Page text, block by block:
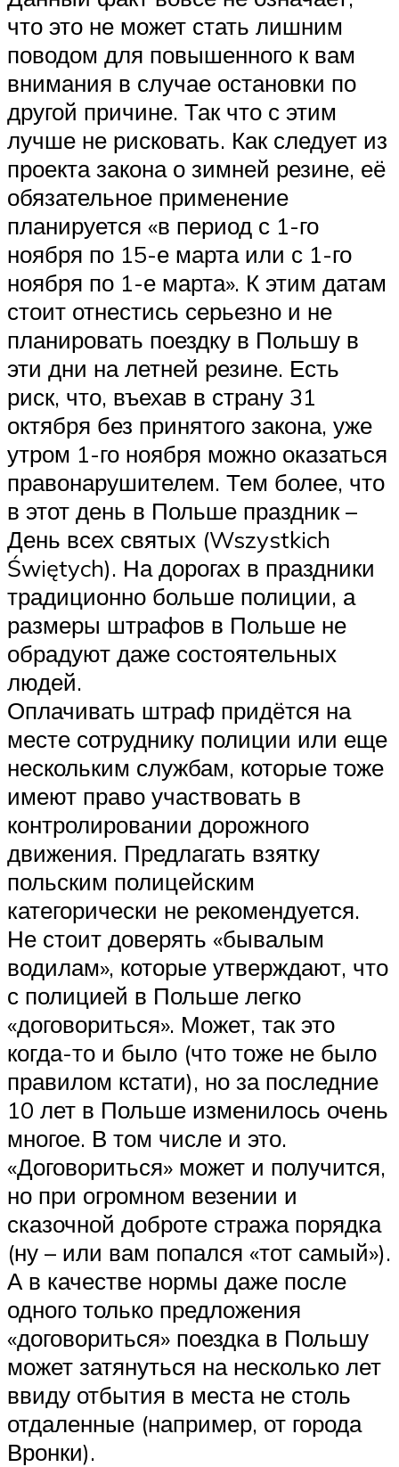
что это не может стать лишним
поводом для повышенного к вам
внимания в случае остановки по
другой причине. Так что с этим
лучше не рисковать. Как следует из
проекта закона о зимней резине, её
обязательное применение
планируется «в период с 1-го
ноября по 15-е марта или с 1-го
ноября по 1-е марта». К этим датам
стоит отнестись серьезно и не
планировать поездку в Польшу в
эти дни на летней резине. Есть
риск, что, въехав в страну 31
октября без принятого закона, уже
утром 1-го ноября можно оказаться
правонарушителем. Тем более, что
в этот день в Польше праздник –
День всех святых (Wszystkich
Świętych). На дорогах в праздники
традиционно больше полиции, а
размеры штрафов в Польше не
обрадуют даже состоятельных
людей.
Оплачивать штраф придётся на
месте сотруднику полиции или еще
нескольким службам, которые тоже
имеют право участвовать в
контролировании дорожного
движения. Предлагать взятку
польским полицейским
категорически не рекомендуется.
Не стоит доверять «бывалым
водилам», которые утверждают, что
с полицией в Польше легко
«договориться». Может, так это
когда-то и было (что тоже не было
правилом кстати), но за последние
10 лет в Польше изменилось очень
многое. В том числе и это.
«Договориться» может и получится,
но при огромном везении и
сказочной доброте стража порядка
(ну – или вам попался «тот самый»).
А в качестве нормы даже после
одного только предложения
«договориться» поездка в Польшу
может затянуться на несколько лет
ввиду отбытия в места не столь
отдаленные (например, от города
Вронки).